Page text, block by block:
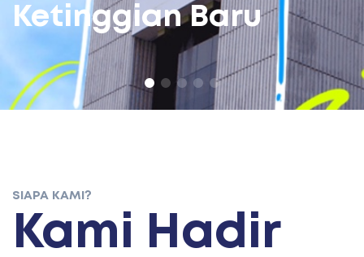
Selengkapnya
1 2 3 4 5
SIAPA KAMI?
Kami Hadir